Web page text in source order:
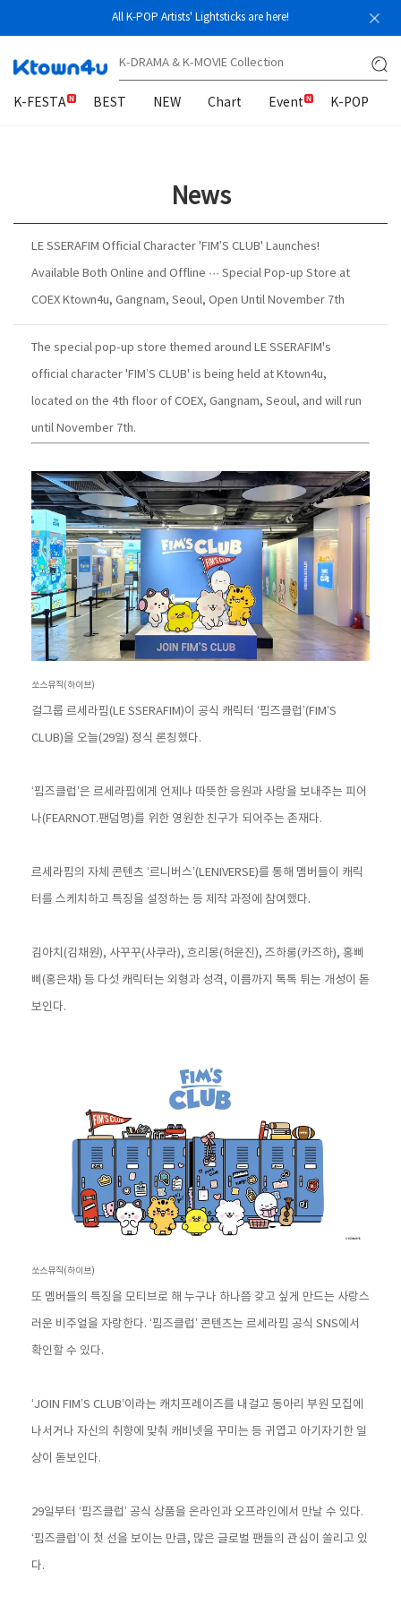
All K-POP Artists' Lightsticks are here!
K-FESTA BEST NEW Chart Event K-POP
News
LE SSERAFIM Official Character 'FIM’S CLUB' Launches!
Available Both Online and Offline ··· Special Pop-up Store at
COEX Ktown4u, Gangnam, Seoul, Open Until November 7th
The special pop-up store themed around LE SSERAFIM's
official character 'FIM’S CLUB' is being held at Ktown4u,
located on the 4th floor of COEX, Gangnam, Seoul, and will run
until November 7th.
쏘스뮤직(하이브)
걸그룹 르세라핌(LE SSERAFIM)이 공식 캐릭터 ‘핌즈클럽’(FIM’S
CLUB)을 오늘(29일) 정식 론칭했다.
‘핌즈클럽’은 르세라핌에게 언제나 따뜻한 응원과 사랑을 보내주는 피어
나(FEARNOT.팬덤명)를 위한 영원한 친구가 되어주는 존재다.
르세라핌의 자체 콘텐츠 ‘르니버스’(LENIVERSE)를 통해 멤버들이 캐릭
터를 스케치하고 특징을 설정하는 등 제작 과정에 참여했다.
김아치(김채원), 사꾸꾸(사쿠라), 흐리몽(허윤진), 즈하롱(카즈하), 홍삐
삐(홍은채) 등 다섯 캐릭터는 외형과 성격, 이름까지 톡톡 튀는 개성이 돋
보인다.
쏘스뮤직(하이브)
또 멤버들의 특징을 모티브로 해 누구나 하나쯤 갖고 싶게 만드는 사랑스
러운 비주얼을 자랑한다. ‘핌즈클럽’ 콘텐츠는 르세라핌 공식 SNS에서
확인할 수 있다.
‘JOIN FIM’S CLUB’이라는 캐치프레이즈를 내걸고 동아리 부원 모집에
나서거나 자신의 취향에 맞춰 캐비넷을 꾸미는 등 귀엽고 아기자기한 일
상이 돋보인다.
29일부터 ‘핌즈클럽’ 공식 상품을 온라인과 오프라인에서 만날 수 있다.
‘핌즈클럽’이 첫 선을 보이는 만큼, 많은 글로벌 팬들의 관심이 쏠리고 있
다.